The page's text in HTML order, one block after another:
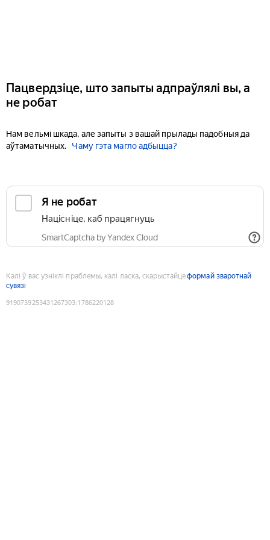
Пацвердзіце, што запыты адпраўлялі вы, а
не робат
Нам вельмі шкада, але запыты з вашай прылады падобныя да
аўтаматычных.
Чаму гэта магло адбыцца?
Я не робат
Націсніце, каб працягнуць
SmartCaptcha by Yandex Cloud
Калі ў вас узніклі праблемы, калі ласка, скарыстайцеформай зваротнай
сувязі
9190739253431267303:1786220128